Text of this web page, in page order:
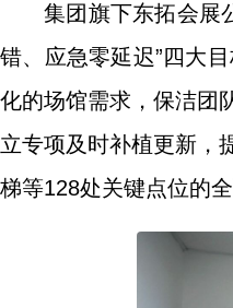
集团旗下东拓会展
错、应急零延迟”四大
化的场馆需求，保洁团
立专项及时补植更新，
梯等128处关键点位的